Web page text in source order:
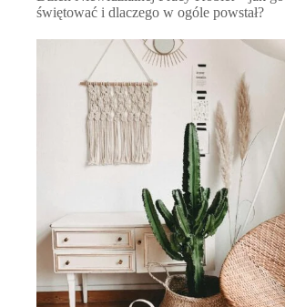
świętować i dlaczego w ogóle powstał?